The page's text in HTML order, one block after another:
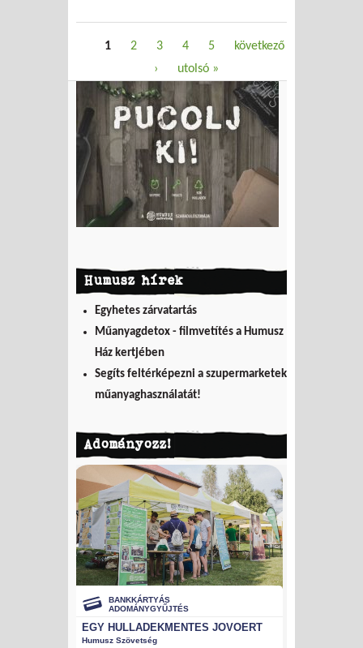
Oldalak
1 2 3 4 5
következő
›
utolsó »
Humusz hírek
Egyhetes zárvatartás
Műanyagdetox - filmvetítés a Humusz
Ház kertjében
Segíts feltérképezni a szupermarketek
műanyaghasználatát!
Adományozz!